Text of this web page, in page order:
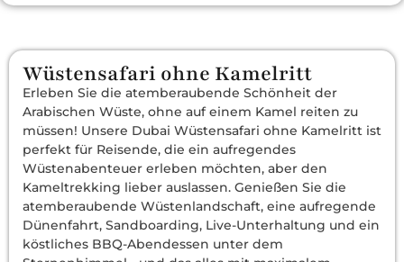
Wüstensafari ohne Kamelritt
Erleben Sie die atemberaubende Schönheit der
Arabischen Wüste, ohne auf einem Kamel reiten zu
müssen! Unsere Dubai Wüstensafari ohne Kamelritt ist
perfekt für Reisende, die ein aufregendes
Wüstenabenteuer erleben möchten, aber den
Kameltrekking lieber auslassen. Genießen Sie die
atemberaubende Wüstenlandschaft, eine aufregende
Dünenfahrt, Sandboarding, Live-Unterhaltung und ein
köstliches BBQ-Abendessen unter dem